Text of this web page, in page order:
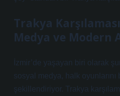
Trakya
Medya ve Modern
İzmir’de yaşayan biri olarak
sosyal medya, halk oyunlarını
şekillendiriyor. Trakya